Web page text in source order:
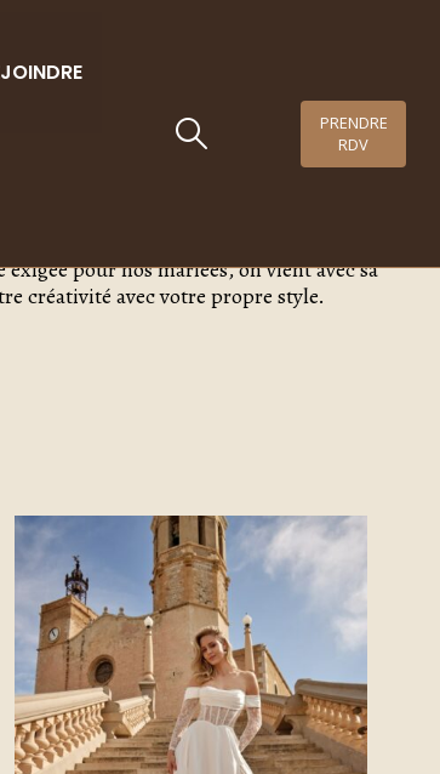
PRENDRE
RDV
pour nos mariées, on vient avec sa
créativité avec votre propre style.